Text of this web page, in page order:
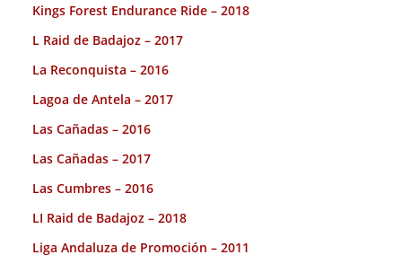
Kings Forest Endurance Ride – 2018
L Raid de Badajoz – 2017
La Reconquista – 2016
Lagoa de Antela – 2017
Las Cañadas – 2016
Las Cañadas – 2017
Las Cumbres – 2016
LI Raid de Badajoz – 2018
Liga Andaluza de Promoción – 2011